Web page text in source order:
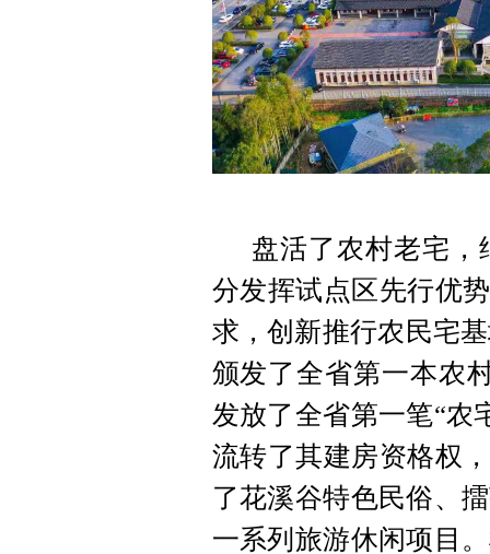
盘活了农村老宅
分发挥试点区先行优
求，创新推行农民宅
颁发了全省第一本农
发放了全省第一笔“农
流转了其建房资格权
了花溪谷特色民俗、
一系列旅游休闲项目